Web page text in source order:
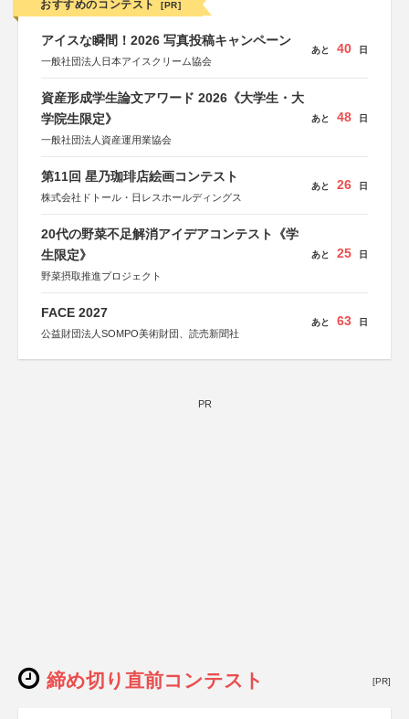
おすすめのコンテスト [PR]
アイスな瞬間！2026 写真投稿キャンペーン
一般社団法人日本アイスクリーム協会
あと 40 日
資産形成学生論文アワード 2026《大学生・大
学院生限定》
一般社団法人資産運用業協会
あと 48 日
第11回 星乃珈琲店絵画コンテスト
株式会社ドトール・日レスホールディングス
あと 26 日
20代の野菜不足解消アイデアコンテスト《学
生限定》
野菜摂取推進プロジェクト
あと 25 日
FACE 2027
公益財団法人SOMPO美術財団、読売新聞社
あと 63 日
PR
締め切り直前コンテスト [PR]